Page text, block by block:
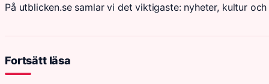
På utblicken.se samlar vi det viktigaste: nyheter, kultur
Fortsätt läsa